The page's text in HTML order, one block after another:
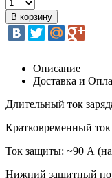
Описание
Доставка и
Длительный ток
Кратковременный ток
Ток защиты: ~90 А
Нижний защитный